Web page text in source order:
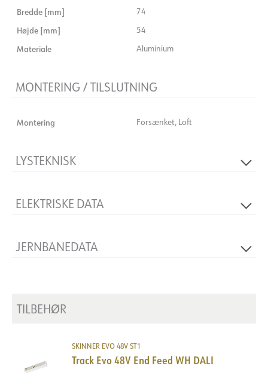
Bredde [mm] 74
Højde [mm] 54
Materiale Aluminium
MONTERING / TILSLUTNING
Montering Forsænket, Loft
LYSTEKNISK
ELEKTRISKE DATA
Isoleringsklasse
JERNBANEDATA
TILBEHØR
SKINNER EVO 48V ST1
Track Evo 48V End Feed WH DALI